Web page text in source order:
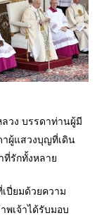
ง บรรดาท่านผู้มี
าผู้แสวงบุญที่เดิน
ที่รักทั้งหลาย
ยมด้วยความ
เจ้าได้รับมอบ